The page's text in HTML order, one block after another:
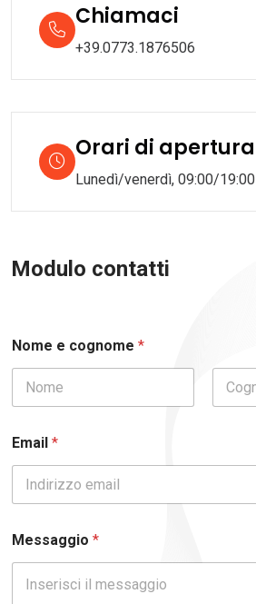
Modulo contatti
Nome e cognome *
Email *
Messaggio *
Chiamaci
+39.0773.1876506
Orari di apertura
Lunedì/venerdì, 09:00/19:00